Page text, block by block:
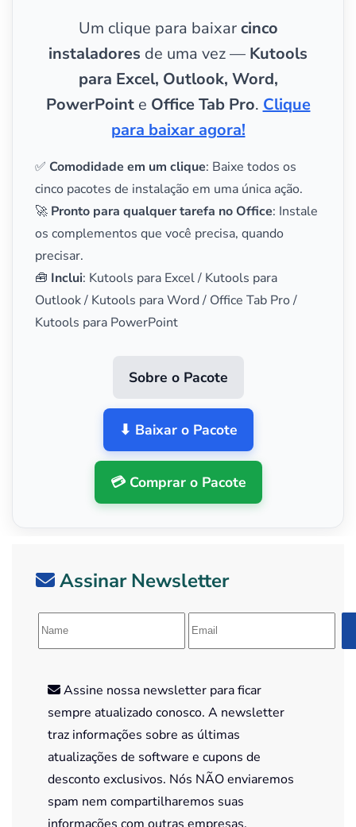
Um clique para baixarcinco
instaladores de uma vez — Kutools
para Excel, Outlook, Word,
PowerPointe Office Tab Pro. Clique
para baixar agora!
✅ Comodidade em um clique: Baixe todos os
cinco pacotes de instalação em uma única ação.
🚀 Pronto para qualquer tarefa no Office: Instale
os complementos que você precisa, quando
precisar.
🧰 Inclui: Kutools para Excel / Kutools para
Outlook / Kutools para Word / Office Tab Pro /
Kutools para PowerPoint
Sobre o Pacote
⬇ Baixar o Pacote
💳 Comprar o Pacote
Assinar Newsletter
Assine nossa newsletter para ficar
sempre atualizado conosco. A newsletter
traz informações sobre as últimas
atualizações de software e cupons de
desconto exclusivos. Nós NÃO enviaremos
spam nem compartilharemos suas